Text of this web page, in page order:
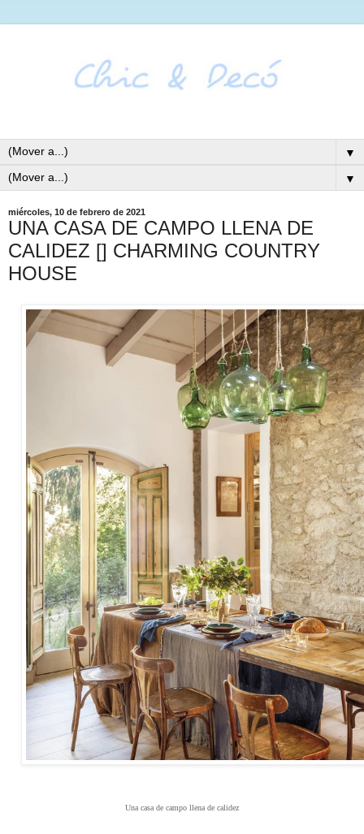
▼
▼
miércoles, 10 de febrero de 2021
UNA CASA DE CAMPO LLENA DE
CALIDEZ [] CHARMING COUNTRY
HOUSE
Una casa de campo llena de calidez